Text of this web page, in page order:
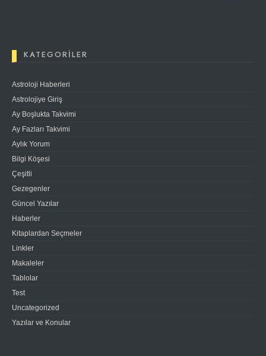
KATEGORILER
Astroloji Haberleri
Astrolojiye Giriş
Ay Boşlukta Takvimi
Ay Fazları Takvimi
Aylık Yorum
Bilgi Köşesi
Çeşitli
Gezegenler
Güncel Yazılar
Haberler
Kitaplardan Seçmeler
Linkler
Makaleler
Tablolar
Test
Uncategorized
Yazılar ve Konular